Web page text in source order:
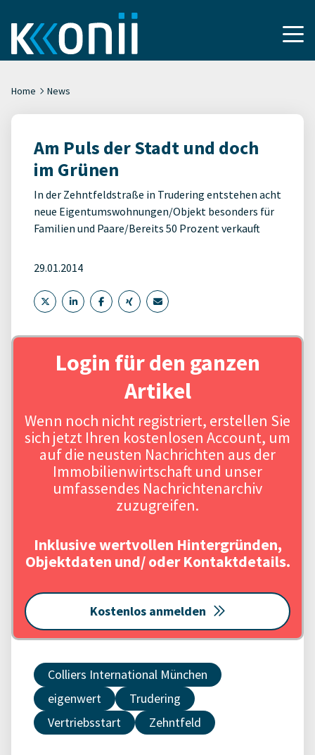
Home News
Am Puls der Stadt und doch
im Grünen
In der Zehntfeldstraße in Trudering entstehen acht
neue Eigentumswohnungen/Objekt besonders für
Familien und Paare/Bereits 50 Prozent verkauft
29.01.2014
Login für den ganzen
Artikel
Wenn noch nicht registriert, erstellen Sie
sich jetzt Ihren kostenlosen Account, um
auf die neusten Nachrichten aus der
Immobilienwirtschaft und unser
umfassendes Nachrichtenarchiv
zuzugreifen.
Inklusive wertvollen Hintergründen,
Objektdaten und/ oder Kontaktdetails.
Kostenlos anmelden
Colliers International München
eigenwert
Trudering
Vertriebsstart
Zehntfeld